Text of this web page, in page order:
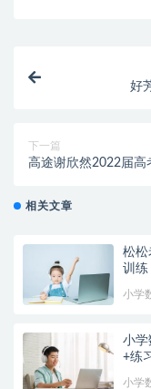
好
下一篇
高途谢欣然2022届高
相关文章
松松
训练
小学
小学
+练
小学